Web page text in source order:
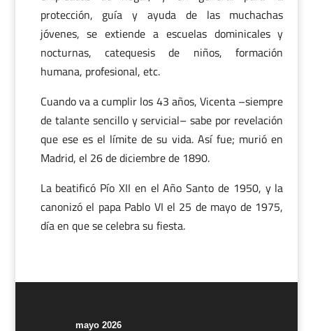
protección, guía y ayuda de las muchachas
jóvenes, se extiende a escuelas dominicales y
nocturnas, catequesis de niños, formación
humana, profesional, etc.
Cuando va a cumplir los 43 años, Vicenta –siempre
de talante sencillo y servicial– sabe por revelación
que ese es el límite de su vida. Así fue; murió en
Madrid, el 26 de diciembre de 1890.
La beatificó Pío XII en el Año Santo de 1950, y la
canonizó el papa Pablo VI el 25 de mayo de 1975,
día en que se celebra su fiesta.
mayo 2026